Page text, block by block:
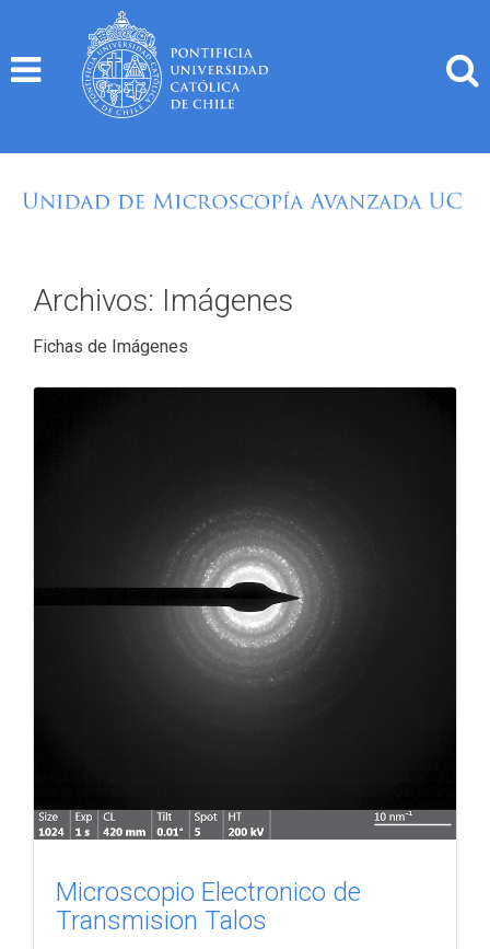
content
Archivos: Imágenes
Fichas de Imágenes
Microscopio Electronico de
Transmision Talos